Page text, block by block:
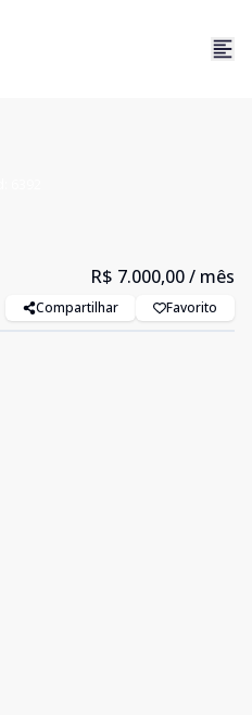
R$ 7.000,00/ mês
Compartilhar Favorito